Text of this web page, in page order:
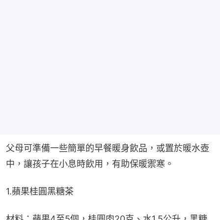
父母可準備一些簡單的早餐暖身飲品，或置於暖水壺
中，讓孩子在小息時飲用，有助保暖禦寒。
1.蘋果桂圓黑糖茶